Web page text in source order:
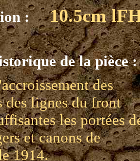
:
10.5cm
de la pièce :
des
des lignes du front
les portées
et canons de
1914.